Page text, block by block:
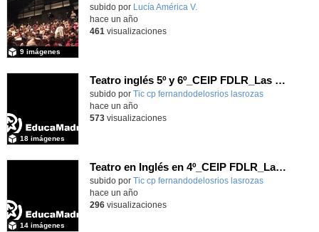
subido por Lucía América V.
9 imágenes
hace un año
461 visualizaciones
Teatro inglés 5º y 6º_CEIP FDLR_Las Rozas
Contenido educativo.
subido por Tic cp fernandodelosrios lasrozas
18 imágenes
-
hace un año
573visualizaciones
Teatro en Inglés en 4º_CEIP FDLR_Las Rozas
Contenido educativo.
subido por Tic cp fernandodelosrios lasrozas
14 imágenes
-
hace un año
296visualizaciones